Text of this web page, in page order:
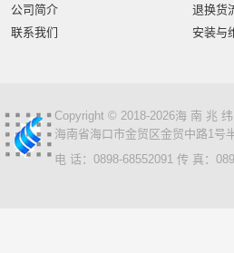
公司简介
联系我们
退换货
安装与
Copyright © 2018-2026海 南 兆
海南省海口市金贸区金贸中路1号
电 话：0898-68552091 传 真：